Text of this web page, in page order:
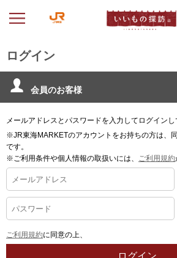
ログイン
会員のお客様
メールアドレスとパスワードを入力してログインし
※JR東海MARKETのアカウントをお持ちの方は、
です。
※ご利用条件や個人情報の取扱いには、 ご利用規約
ご利用規約に同意の上、